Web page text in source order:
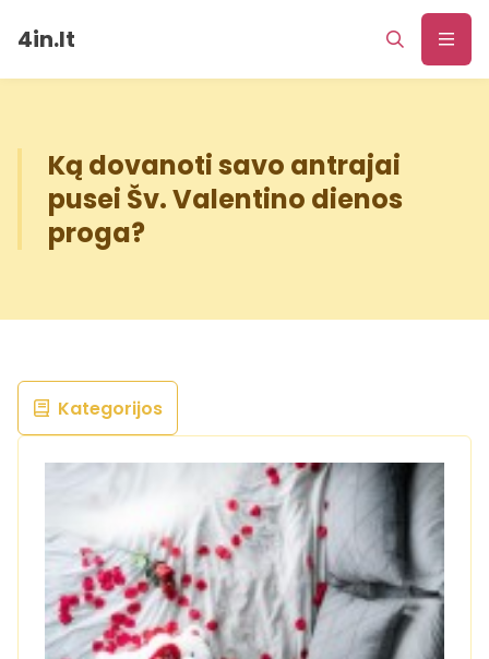
4in.lt
Ką dovanoti savo antrajai
pusei Šv. Valentino dienos
proga?
Kategorijos